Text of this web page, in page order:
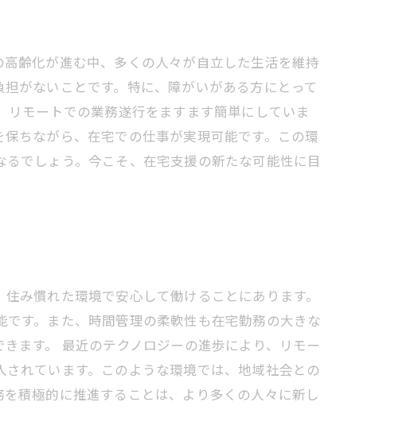
齢化が進む中、多くの人々が自立した生活を維持
がないことです。特に、障がいがある方にとって
モートでの業務遂行をますます簡単にしていま
ちながら、在宅での仕事が実現可能です。この環
でしょう。今こそ、在宅支援の新たな可能性に目
み慣れた環境で安心して働けることにあります。
す。また、時間管理の柔軟性も在宅勤務の大きな
ます。 最近のテクノロジーの進歩により、リモー
れています。このような環境では、地域社会との
積極的に推進することは、より多くの人々に新し